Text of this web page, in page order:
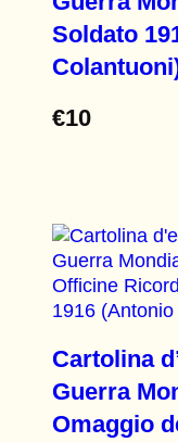
Soldato
€10
Cartolina
Guerra
Omaggio